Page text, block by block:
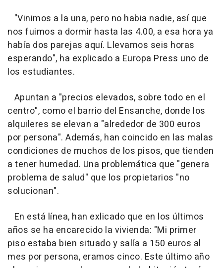
"Vinimos a la una, pero no habia nadie, así que
nos fuimos a dormir hasta las 4.00, a esa hora ya
había dos parejas aquí. Llevamos seis horas
esperando", ha explicado a Europa Press uno de
los estudiantes.
Apuntan a "precios elevados, sobre todo en el
centro", como el barrio del Ensanche, donde los
alquileres se elevan a "alrededor de 300 euros
por persona". Además, han coincido en las malas
condiciones de muchos de los pisos, que tienden
a tener humedad. Una problemática que "genera
problema de salud" que los propietarios "no
solucionan".
En está línea, han exlicado que en los últimos
años se ha encarecido la vivienda: "Mi primer
piso estaba bien situado y salía a 150 euros al
mes por persona, eramos cinco. Este último año